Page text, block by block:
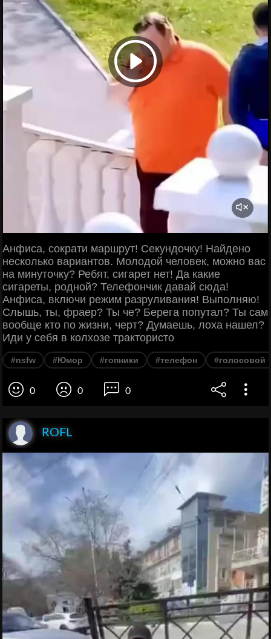
Анфиса, сократи маршрут! Секундочку! Найдено
несколько вариантов. Молодой человек, можно вас
на минуточку? Ребят, сигарет нет! Да какие
сигареты, родной? Телефончик давай сюда!
Анфиса, включи режим разруливания! Выполняю!
Слышь, ты, фраер? Ты че? Берега попутал? Ты сам
вообще кто по жизни, черт? Думаешь, лоха нашел?
Иди у себя в колхозе трактористо
#nsfw #Юмор #гопники #телефон #голосовой
0 0 0
ROFL